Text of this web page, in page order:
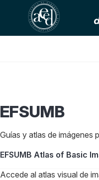
EFSUMB
Guías y atlas de imágenes
EFSUMB Atlas of Basic
Accede al atlas visual de